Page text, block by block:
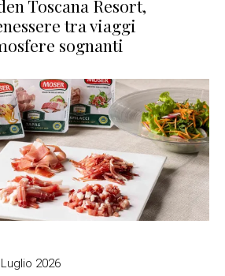
Toscana Resort,
tra viaggi
sognanti
2026